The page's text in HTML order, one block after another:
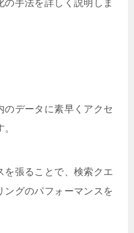
の手法を詳しく説明しま
のデータに素早くアクセ
を張ることで、検索クエ
ングのパフォーマンスを